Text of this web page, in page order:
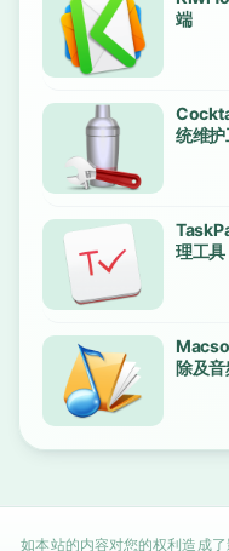
端
统维
理工具
除及
如本站的内容对您的权利造成